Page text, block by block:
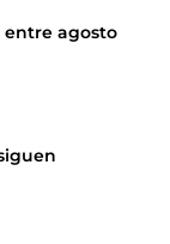
entre agosto